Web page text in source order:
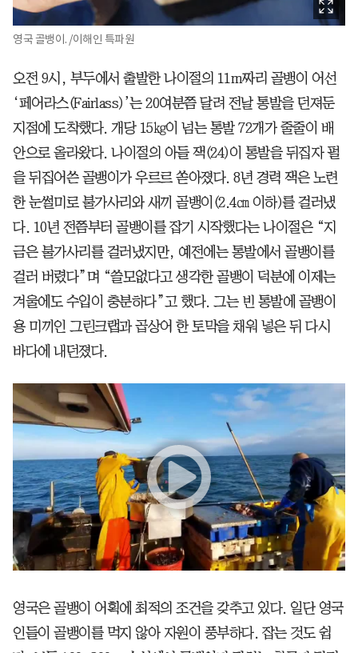
영국 골뱅이. /이해인 특파원
오전 9시, 부두에서 출발한 나이절의 11m짜리 골뱅이 어선
‘페어라스(Fairlass)’는 20여분쯤 달려 전날 통발을 던져둔
지점에 도착했다. 개당 15㎏이 넘는 통발 72개가 줄줄이 배
안으로 올라왔다. 나이절의 아들 잭(24)이 통발을 뒤집자 펄
을 뒤집어쓴 골뱅이가 우르르 쏟아졌다. 8년 경력 잭은 노련
한 눈썰미로 불가사리와 새끼 골뱅이(2.4㎝ 이하)를 걸러냈
다. 10년 전쯤부터 골뱅이를 잡기 시작했다는 나이절은 “지
금은 불가사리를 걸러냈지만, 예전에는 통발에서 골뱅이를
걸러 버렸다”며 “쓸모없다고 생각한 골뱅이 덕분에 이제는
겨울에도 수입이 충분하다”고 했다. 그는 빈 통발에 골뱅이
용 미끼인 그린크랩과 곱상어 한 토막을 채워 넣은 뒤 다시
바다에 내던졌다.
영국은 골뱅이 어획에 최적의 조건을 갖추고 있다. 일단 영국
인들이 골뱅이를 먹지 않아 자원이 풍부하다. 잡는 것도 쉽